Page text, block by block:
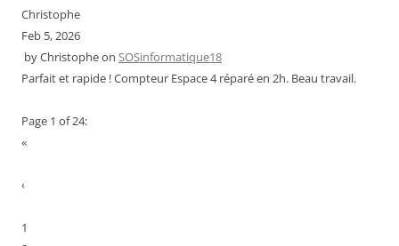
Christophe
Feb 5, 2026
byChristopheon SOSinformatique18
Parfait et rapide ! Compteur Espace 4 réparé en 2h. Beau travail.
Page 1 of 24:
«
‹
1